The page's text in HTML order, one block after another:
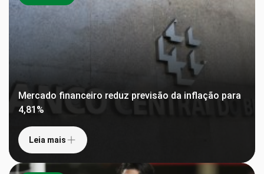
Mercado financeiro reduz previsão da inflação para
4,81%
Leia mais